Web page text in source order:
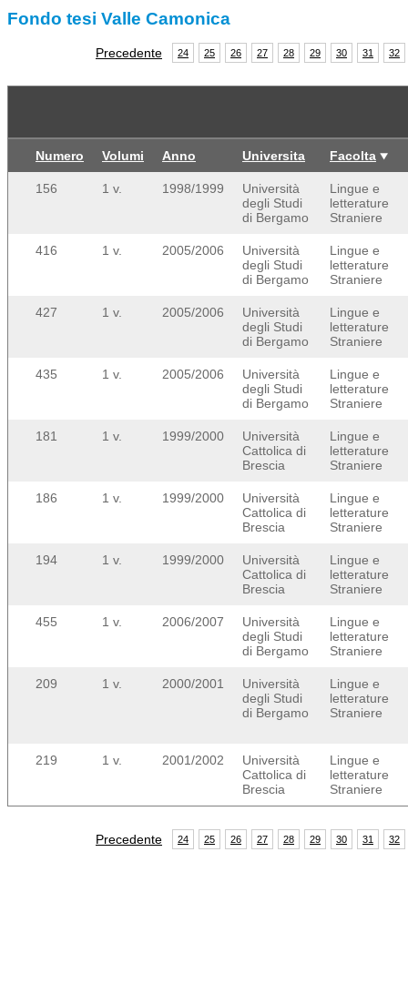
Fondo tesi Valle Camonica
Precedente 24 25 26 27 28 29 30 31 32
Numero Volumi Anno Universita Facolta
156 1 v. 1998/1999
Università
degli Studi
di Bergamo
Lingue e
letterature
Straniere
416 1 v. 2005/2006
Università
degli Studi
di Bergamo
Lingue e
letterature
Straniere
427 1 v. 2005/2006
Università
degli Studi
di Bergamo
Lingue e
letterature
Straniere
435 1 v. 2005/2006
Università
degli Studi
di Bergamo
Lingue e
letterature
Straniere
181 1 v. 1999/2000
Università
Cattolica di
Brescia
Lingue e
letterature
Straniere
186 1 v. 1999/2000
Università
Cattolica di
Brescia
Lingue e
letterature
Straniere
194 1 v. 1999/2000
Università
Cattolica di
Brescia
Lingue e
letterature
Straniere
455 1 v. 2006/2007
Università
degli Studi
di Bergamo
Lingue e
letterature
Straniere
209 1 v. 2000/2001
Università
degli Studi
di Bergamo
Lingue e
letterature
Straniere
219 1 v. 2001/2002
Università
Cattolica di
Brescia
Lingue e
letterature
Straniere
Precedente 24 25 26 27 28 29 30 31 32